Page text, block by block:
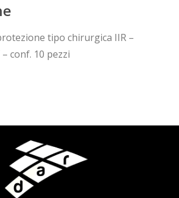
tipo chirurgica IIR –
conf. 10 pezzi